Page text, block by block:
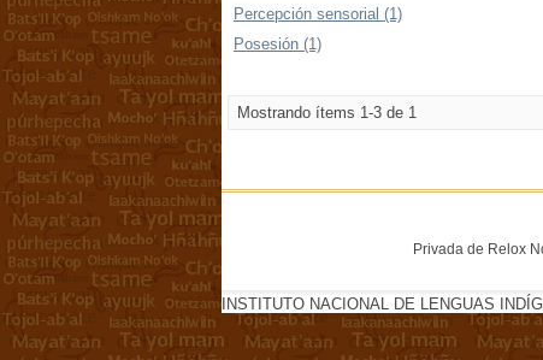
Percepción sensorial (1)
Posesión (1)
Mostrando ítems 1-3 de 1
Privada de Relox
INSTITUTO NACIONAL DE LENGUAS